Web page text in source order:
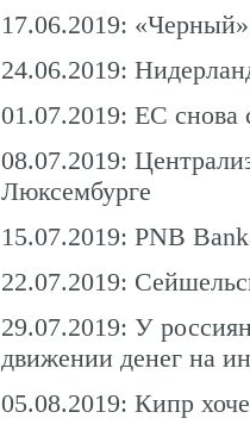
17.06.2019:
24.06.2019:
01.07.2019: ЕС снова
08.07.2019:
Люксембурге
15.07.2019: PNB
22.07.2019:
29.07.2019: У
движении денег на
05.08.2019: Кипр